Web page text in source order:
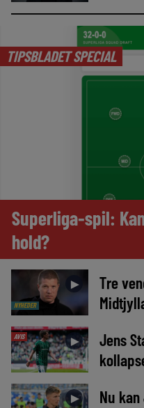
TIPSBLADET SPECIAL
Superliga-spil:
hold?
NYHEDER
►
Tre
AVIS ►
Jens
►
Nu